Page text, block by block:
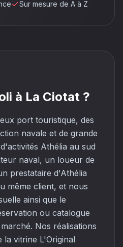
Sur mesure de A à Z
à La Ciotat ?
port touristique, des
navale et de grande
Athélia au sud
naval, un loueur de
prestataire d'Athélia
même client, et nous
ainsi que le
ou catalogue
Nos réalisations
vitrine L'Original